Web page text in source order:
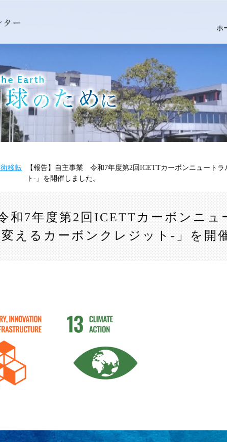
ホ
移転
【報告】自主事業 令和7年度第2回ICETTカーボンニュート
ト-」を開催しました。
和7年度第2回ICETTカーボンニ
えるカーボンクレジット-」を開